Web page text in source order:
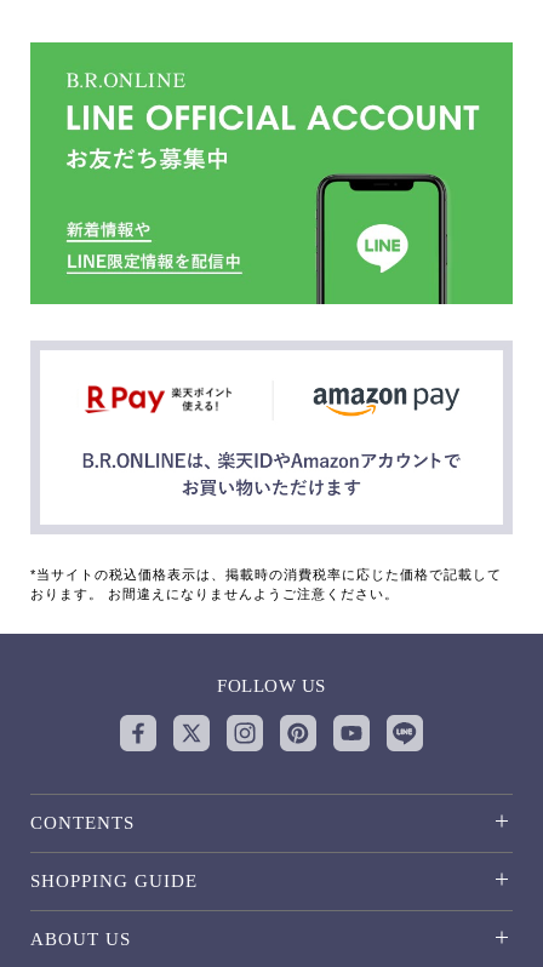
*当サイトの税込価格表示は、掲載時の消費税率に応じた価格で記載して
おります。 お間違えになりませんようご注意ください。
FOLLOW US
CONTENTS
SHOPPING GUIDE
ABOUT US